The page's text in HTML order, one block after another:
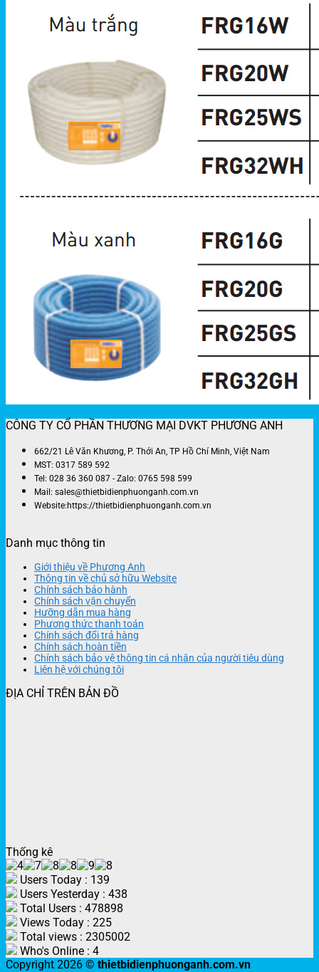
CÔNG TY CỔ PHẦN THƯƠNG MẠI DVKT PHƯƠNG ANH
662/21 Lê Văn Khương, P. Thới An, TP Hồ Chí Minh, Việt Nam
MST: 0317 589 592
Tel: 028 36 360 087 - Zalo: 0765 598 599
Mail: sales@thietbidienphuonganh.com.vn
Website:https://thietbidienphuonganh.com.vn
Danh mục thông tin
Giới thiệu về Phương Anh
Thông tin về chủ sở hữu Website
Chính sách bảo hành
Chính sách vận chuyển
Hưỡng dẫn mua hàng
Phương thức thanh toán
Chính sách đổi trả hàng
Chính sách hoàn tiền
Chính sách bảo vệ thông tin cá nhân của người tiêu dùng
Liên hệ với chúng tôi
ĐỊA CHỈ TRÊN BẢN ĐỒ
Thống kê
Users Today : 139
Users Yesterday : 438
Total Users : 478898
Views Today : 225
Total views : 2305002
Who's Online : 4
Copyright 2026 © thietbidienphuonganh.com.vn